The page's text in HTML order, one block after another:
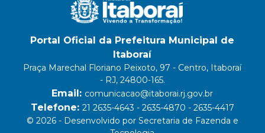
Portal Oficial da Prefeitura Municipal de
Itaboraí
Praça Marechal Floriano Peixoto, 97 - Centro, Itaboraí
- RJ, 24800-165.
Email: comunicacao@itaborai.rj.gov.br
Telefone: 21 2635-4643 - 2635-4870 - 2635-4417
© 2026 - Desenvolvido por Secretaria de Fazenda e